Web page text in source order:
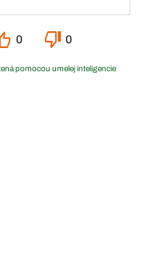
0 0
pomocou umelej inteligencie